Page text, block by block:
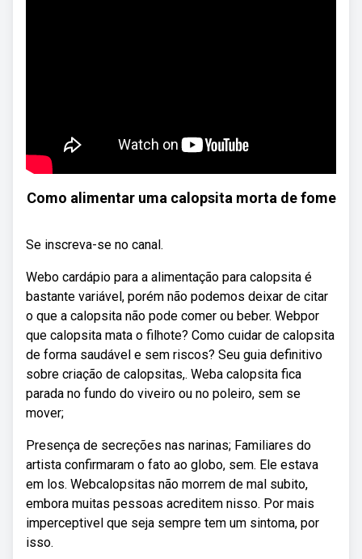
Como alimentar uma calopsita morta de fome
Se inscreva-se no canal.
Webo cardápio para a alimentação para calopsita é
bastante variável, porém não podemos deixar de citar
o que a calopsita não pode comer ou beber. Webpor
que calopsita mata o filhote? Como cuidar de calopsita
de forma saudável e sem riscos? Seu guia definitivo
sobre criação de calopsitas,. Weba calopsita fica
parada no fundo do viveiro ou no poleiro, sem se
mover;
Presença de secreções nas narinas; Familiares do
artista confirmaram o fato ao globo, sem. Ele estava
em los. Webcalopsitas não morrem de mal subito,
embora muitas pessoas acreditem nisso. Por mais
imperceptivel que seja sempre tem um sintoma, por
isso.